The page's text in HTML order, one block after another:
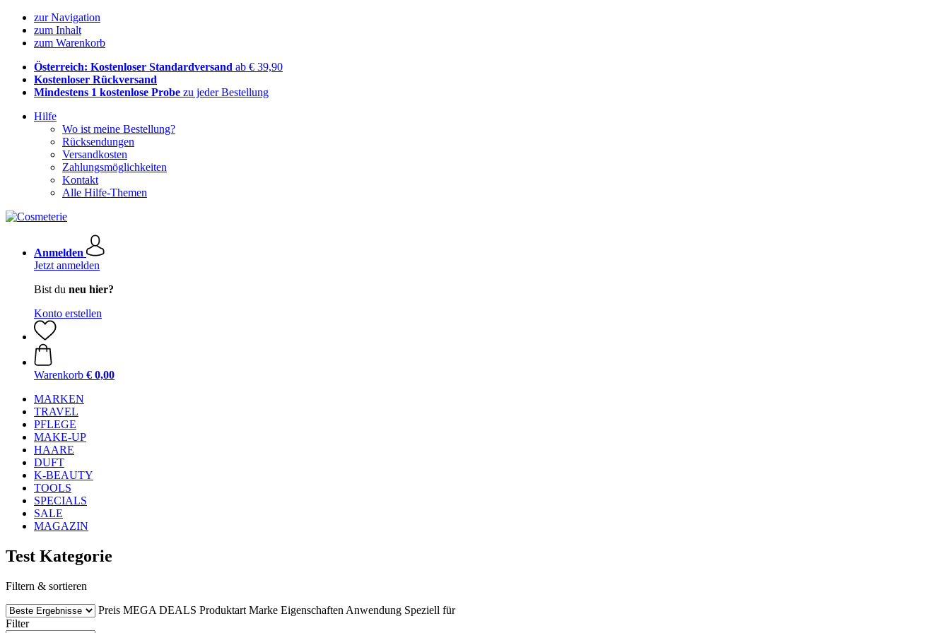
zur Navigation
zum Inhalt
zum Warenkorb
Österreich: Kostenloser Standardversand ab € 39,90
Kostenloser Rückversand
Mindestens 1 kostenlose Probe zu jeder Bestellung
Hilfe
Wo ist meine Bestellung?
Rücksendungen
Versandkosten
Zahlungsmöglichkeiten
Kontakt
Alle Hilfe-Themen
Anmelden
Jetzt anmelden
Bist du neu hier?
Konto erstellen
Warenkorb € 0,00
MARKEN
TRAVEL
PFLEGE
MAKE-UP
HAARE
DUFT
K-BEAUTY
TOOLS
SPECIALS
SALE
MAGAZIN
Test Kategorie
Filtern & sortieren
Preis MEGA DEALS Produktart Marke Eigenschaften Anwendung Speziell für
Filter